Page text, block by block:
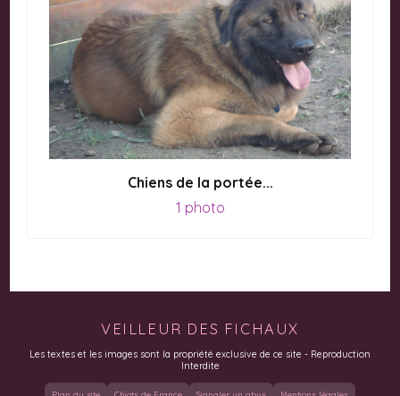
Chiens de la portée...
1 photo
VEILLEUR DES FICHAUX
Les textes et les images sont la propriété exclusive de ce site - Reproduction
Interdite